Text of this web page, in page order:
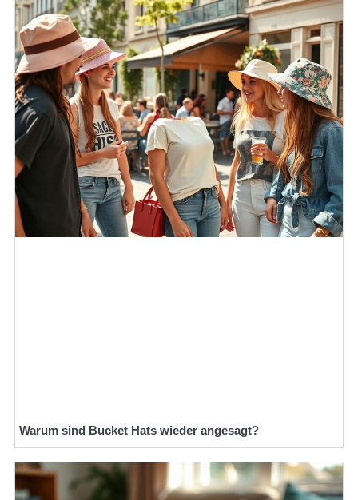
Warum sind Bucket Hats wieder angesagt?